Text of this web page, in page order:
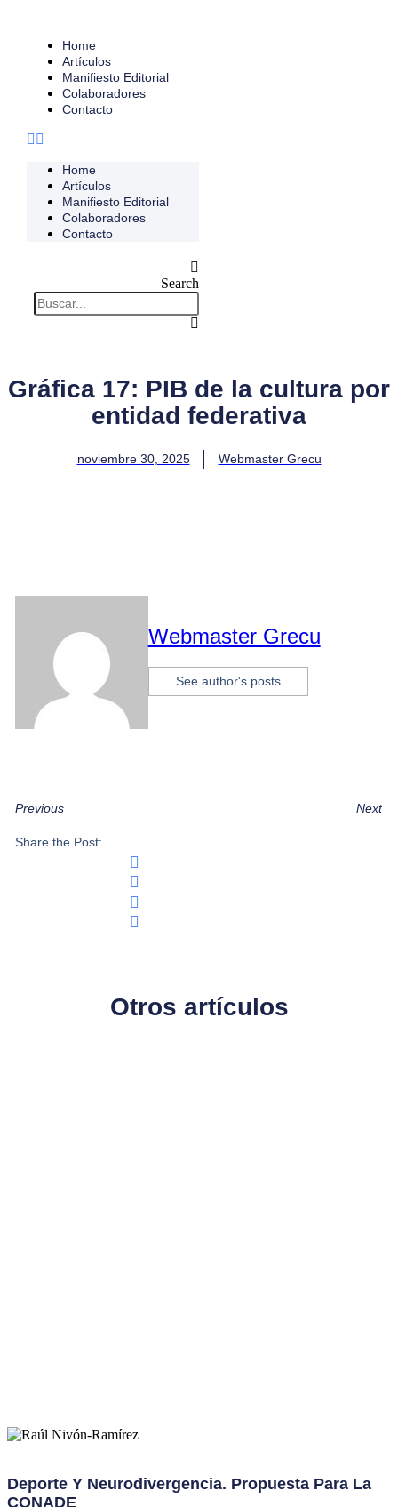
Home
Artículos
Manifiesto Editorial
Colaboradores
Contacto
Home
Artículos
Manifiesto Editorial
Colaboradores
Contacto
Search
Gráfica 17: PIB de la cultura por
entidad federativa
noviembre 30, 2025 Webmaster Grecu
Webmaster Grecu
See author's posts
Previous Next
Share the Post:
Otros artículos
Deporte Y Neurodivergencia. Propuesta Para La
CONADE